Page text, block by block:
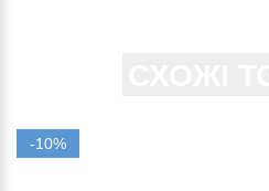
-10%